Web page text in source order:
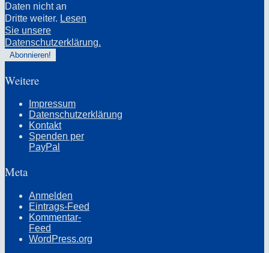
Daten nicht an
Dritte weiter. Lesen
Sie unsere
Datenschutzerklärung.
Weitere
Impressum
Datenschutzerklärung
Kontakt
Spenden per
PayPal
Meta
Anmelden
Eintrags-Feed
Kommentar-
Feed
WordPress.org